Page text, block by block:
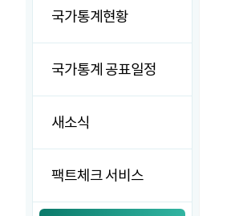
국가통계현황
국가통계 공표일정
새소식
팩트체크 서비스